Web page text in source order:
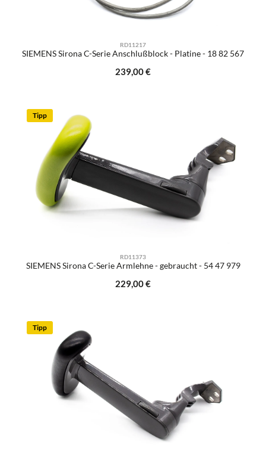
RD11217
SIEMENS Sirona C-Serie Anschlußblock - Platine - 18 82 567
Regulärer Preis:
239,00 €
Tipp
RD11373
SIEMENS Sirona C-Serie Armlehne - gebraucht - 54 47 979
Regulärer Preis:
229,00 €
Tipp